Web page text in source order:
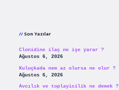
Son Yazılar
Clonidine ilaç ne işe yarar ?
Ağustos 6, 2026
Kuluçkada nem az olursa ne olur ?
Ağustos 6, 2026
Avcılık ve toplayicilik ne demek ?